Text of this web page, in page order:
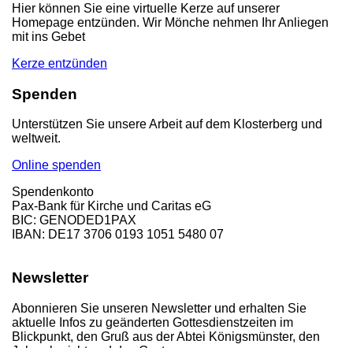
Hier können Sie eine virtuelle Kerze auf unserer
Homepage entzünden. Wir Mönche nehmen Ihr Anliegen
mit ins Gebet
Kerze entzünden
Spenden
Unterstützen Sie unsere Arbeit auf dem Klosterberg und
weltweit.
Online spenden
Spendenkonto
Pax-Bank für Kirche und Caritas eG
BIC: GENODED1PAX
IBAN: DE17 3706 0193 1051 5480 07
Newsletter
Abonnieren Sie unseren Newsletter und erhalten Sie
aktuelle Infos zu geänderten Gottesdienstzeiten im
Blickpunkt, den Gruß aus der Abtei Königsmünster, den